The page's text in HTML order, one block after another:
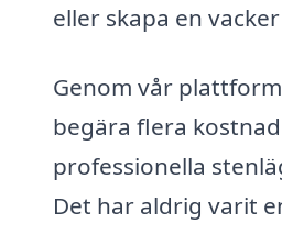
eller skapa en
Genom vår
begära flera
professionella
Det har aldrig varit